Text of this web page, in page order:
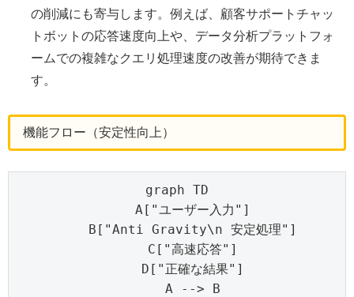
の削減にも寄与します。例えば、顧客サポートチャッ
トボットの応答速度向上や、データ分析プラットフォ
ームでの複雑なクエリ処理速度の改善が期待できま
す。
機能フロー（安定性向上）
graph TD
    A["ユーザー入力"]
    B["Anti Gravity\n 安定処理"]
    C["高速応答"]
    D["正確な結果"]
    A --> B